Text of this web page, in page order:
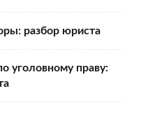
разбор юриста
уголовному праву: